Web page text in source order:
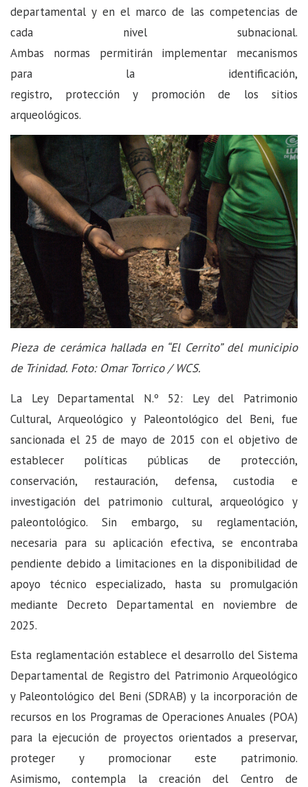
departamental y en el marco de las competencias de
cada nivel subnacional.
Ambas normas permitirán implementar mecanismos
para la identificación,
registro, protección y promoción de los sitios
arqueológicos.
Pieza de cerámica hallada en “El Cerrito” del municipio
de Trinidad. Foto: Omar Torrico / WCS.
La Ley Departamental N.º 52: Ley del Patrimonio
Cultural, Arqueológico y Paleontológico del Beni, fue
sancionada el 25 de mayo de 2015 con el objetivo de
establecer políticas públicas de protección,
conservación, restauración, defensa, custodia e
investigación del patrimonio cultural, arqueológico y
paleontológico. Sin embargo, su reglamentación,
necesaria para su aplicación efectiva, se encontraba
pendiente debido a limitaciones en la disponibilidad de
apoyo técnico especializado, hasta su promulgación
mediante Decreto Departamental en noviembre de
2025.
Esta reglamentación establece el desarrollo del Sistema
Departamental de Registro del Patrimonio Arqueológico
y Paleontológico del Beni (SDRAB) y la incorporación de
recursos en los Programas de Operaciones Anuales (POA)
para la ejecución de proyectos orientados a preservar,
proteger y promocionar este patrimonio.
Asimismo, contempla la creación del Centro de